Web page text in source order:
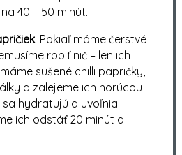
40 – 50 minút.
. Pokiaľ máme čerstvé
robiť nič – len ich
sušené chilli papričky,
a zalejeme ich horúcou
hydratujú a uvoľnia
ich odstáť 20 minút a